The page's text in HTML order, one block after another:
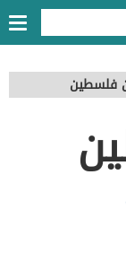
فلسطين